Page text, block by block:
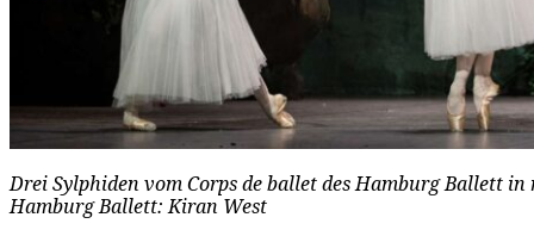
Drei Sylphiden vom Corps de ballet des Hamburg Ballett
Hamburg Ballett: Kiran West